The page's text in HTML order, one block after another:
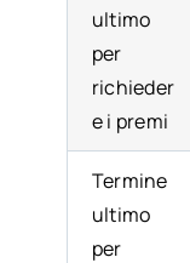
ultimo
per
richieder
e i premi
Termine
ultimo
per